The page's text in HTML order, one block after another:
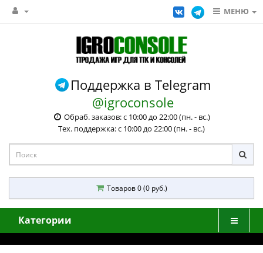
МЕНЮ
Поддержка в Telegram
@igroconsole
Обраб. заказов: с 10:00 до 22:00 (пн. - вс.)
Тех. поддержка: с 10:00 до 22:00 (пн. - вс.)
Товаров 0 (0 руб.)
Категории